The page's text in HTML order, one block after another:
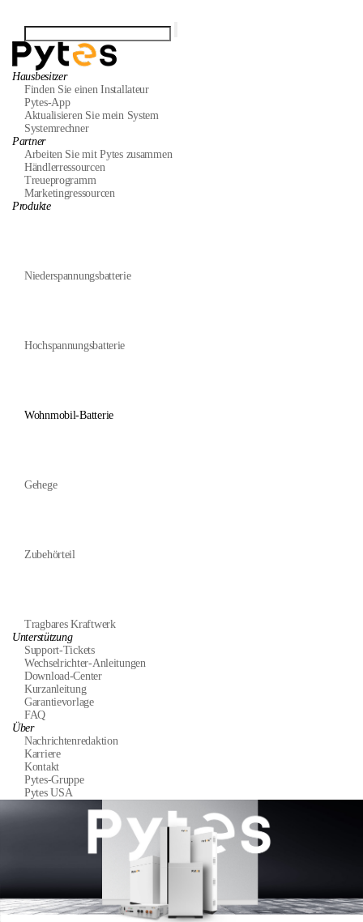
Hausbesitzer
Finden Sie einen Installateur
Pytes-App
Aktualisieren Sie mein System
Systemrechner
Partner
Arbeiten Sie mit Pytes zusammen
Händlerressourcen
Treueprogramm
Marketingressourcen
Produkte
Niederspannungsbatterie
Hochspannungsbatterie
Wohnmobil-Batterie
Gehege
Zubehörteil
Tragbares Kraftwerk
Unterstützung
Support-Tickets
Wechselrichter-Anleitungen
Download-Center
Kurzanleitung
Garantievorlage
FAQ
Über
Nachrichtenredaktion
Karriere
Kontakt
Pytes-Gruppe
Pytes USA